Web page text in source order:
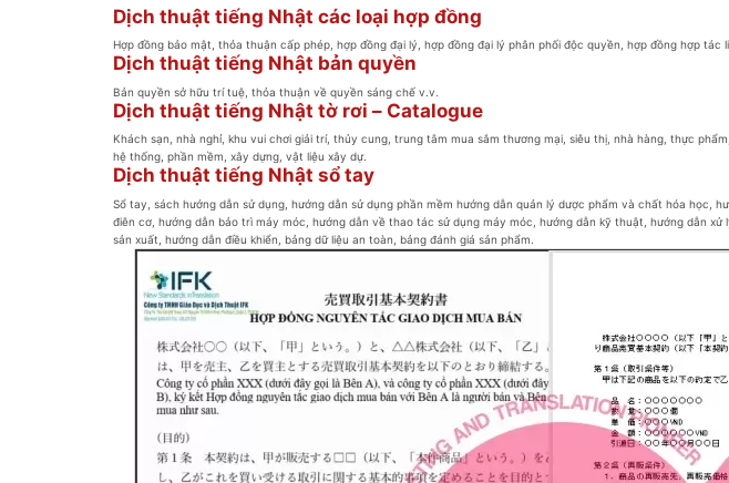
Dịch thuật tiếng Nhật các loại hợp đồng
Hợp đồng bảo mật, thỏa thuận cấp phép, hợp đồng đại lý, hợp đồng đại lý phân phối độc quyền, hợp đồng hợp tác
Dịch thuật tiếng Nhật bản quyền
Bản quyền sở hữu trí tuệ, thỏa thuận về quyền sáng chế v.v.
Dịch thuật tiếng Nhật tờ rơi – Catalogue
Khách sạn, nhà nghỉ, khu vui chơi giải trí, thủy cung, trung tâm mua sắm thương mại, siêu thị, nhà hàng, thực
hệ thống, phần mềm, xây dựng, vật liệu xây dự.
Dịch thuật tiếng Nhật sổ tay
Sổ tay, sách hướng dẫn sử dụng, hướng dẫn sử dụng phần mềm hướng dẫn quản lý dược phẩm và chất hóa học,
điên cơ, hướng dẫn bảo trì máy móc, hướng dẫn về thao tác sử dụng máy móc, hướng dẫn kỹ thuật, hướng dẫn
sản xuất, hướng dẫn điều khiển, bảng dữ liệu an toàn, bảng đánh giá sản phẩm.